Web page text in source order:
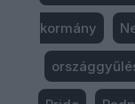
kormány